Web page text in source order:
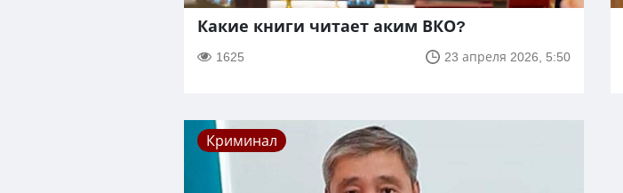
Какие книги читает аким ВКО?
1625 23 апреля 2026, 5:50
Криминал